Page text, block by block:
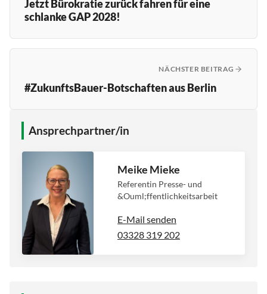
Jetzt Bürokratie zurück fahren für eine
schlanke GAP 2028!
NÄCHSTER BEITRAG
#ZukunftsBauer-Botschaften aus Berlin
Ansprechpartner/in
Meike Mieke
Referentin Presse- und
&Ouml;ffentlichkeitsarbeit
E-Mail senden
03328 319 202